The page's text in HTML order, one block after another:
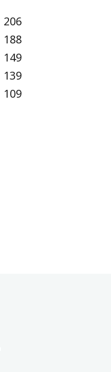
206
188
149
139
109